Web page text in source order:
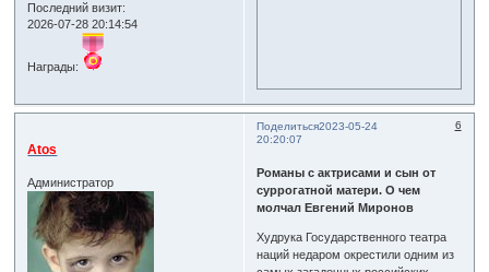
Последний визит:
2026-07-28 20:14:54
Награды:
Поделиться 6
2023-05-24
20:20:07
Atos
Администратор
Романы с актрисами и сын от
суррогатной матери. О чем
молчал Евгений Миронов
Худрука Государственного театра
наций недаром окрестили одним из